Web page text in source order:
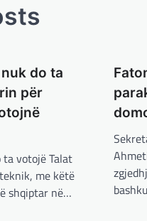
do ta
për
votojë Talat
me këtë
shqiptar në…